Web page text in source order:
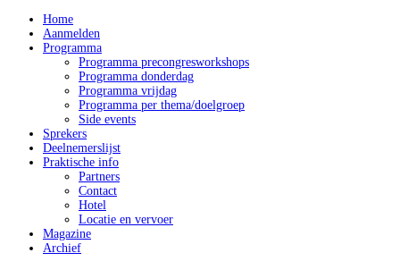
Home
Aanmelden
Programma
Programma precongresworkshops
Programma donderdag
Programma vrijdag
Programma per thema/doelgroep
Side events
Sprekers
Deelnemerslijst
Praktische info
Partners
Contact
Hotel
Locatie en vervoer
Magazine
Archief